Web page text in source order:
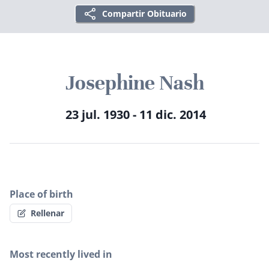
Compartir Obituario
Josephine Nash
23 jul. 1930 - 11 dic. 2014
Place of birth
Rellenar
Most recently lived in